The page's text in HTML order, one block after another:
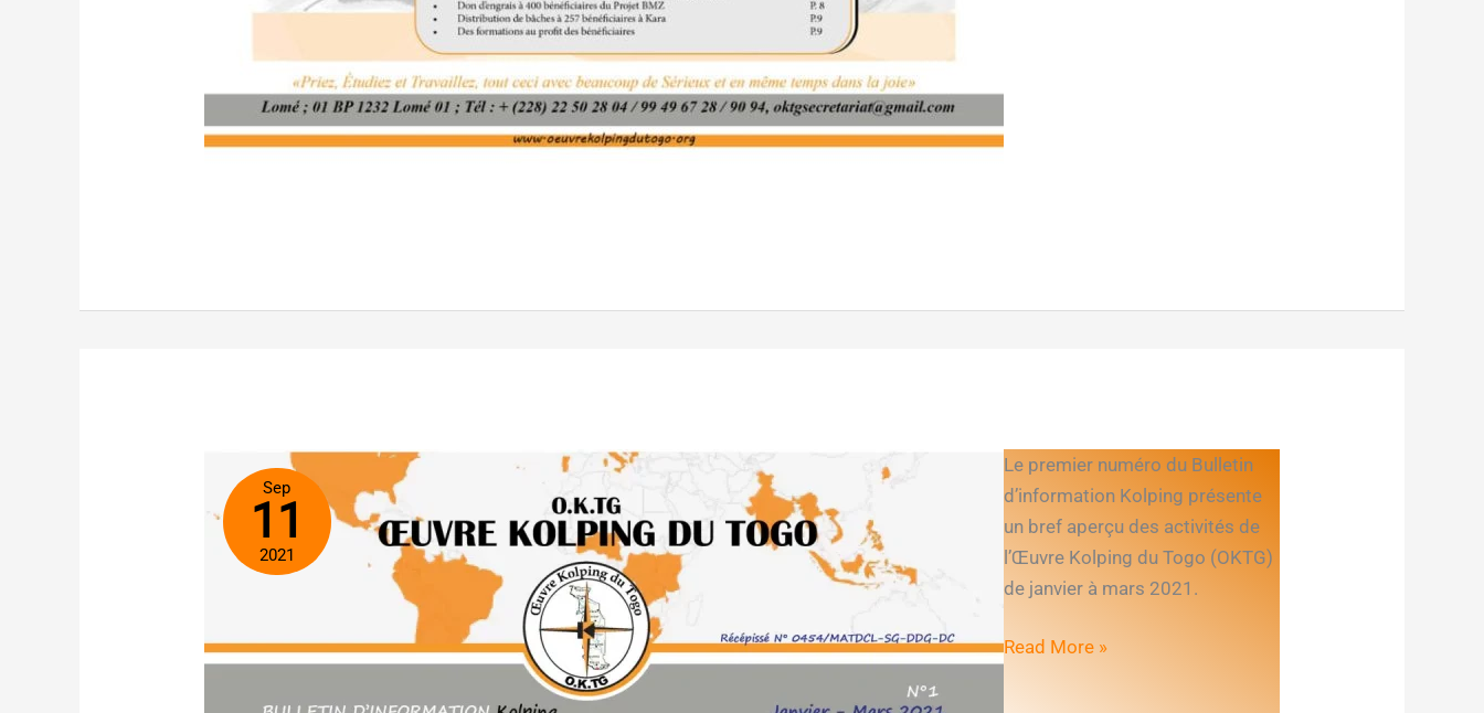
Sep
11
2021
Le premier numéro du Bulletin
d’information Kolping présente
un bref aperçu des activités de
l’Œuvre Kolping du Togo (OKTG)
de janvier à mars 2021.
Bulletin
d’information
Kolping
N°
1
Read More »